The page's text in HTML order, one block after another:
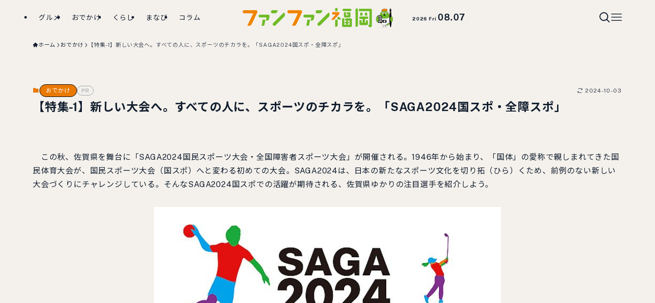
グルメ おでかけ くらし まなび コラム 2026 Fri 08.07
ホーム おでかけ 【特集-1】新しい大会へ。すべての人に、スポーツのチカラを。「SAGA2024国スポ・全障スポ」
おでかけ PR 2024-10-03
【特集-1】新しい大会へ。すべての人に、スポーツのチカラを。「SAGA2024国スポ・全障スポ」
この秋、佐賀県を舞台に「SAGA2024国民スポーツ大会・全国障害者スポーツ大会」が開催される。1946年から始まり、「国体」の愛称で親しまれてきた国
民体育大会が、国民スポーツ大会（国スポ）へと変わる初めての大会。SAGA2024は、日本の新たなスポーツ文化を切り拓（ひら）くため、前例のない新しい
大会づくりにチャレンジしている。そんなSAGA2024国スポでの活躍が期待される、佐賀県ゆかりの注目選手を紹介しよう。